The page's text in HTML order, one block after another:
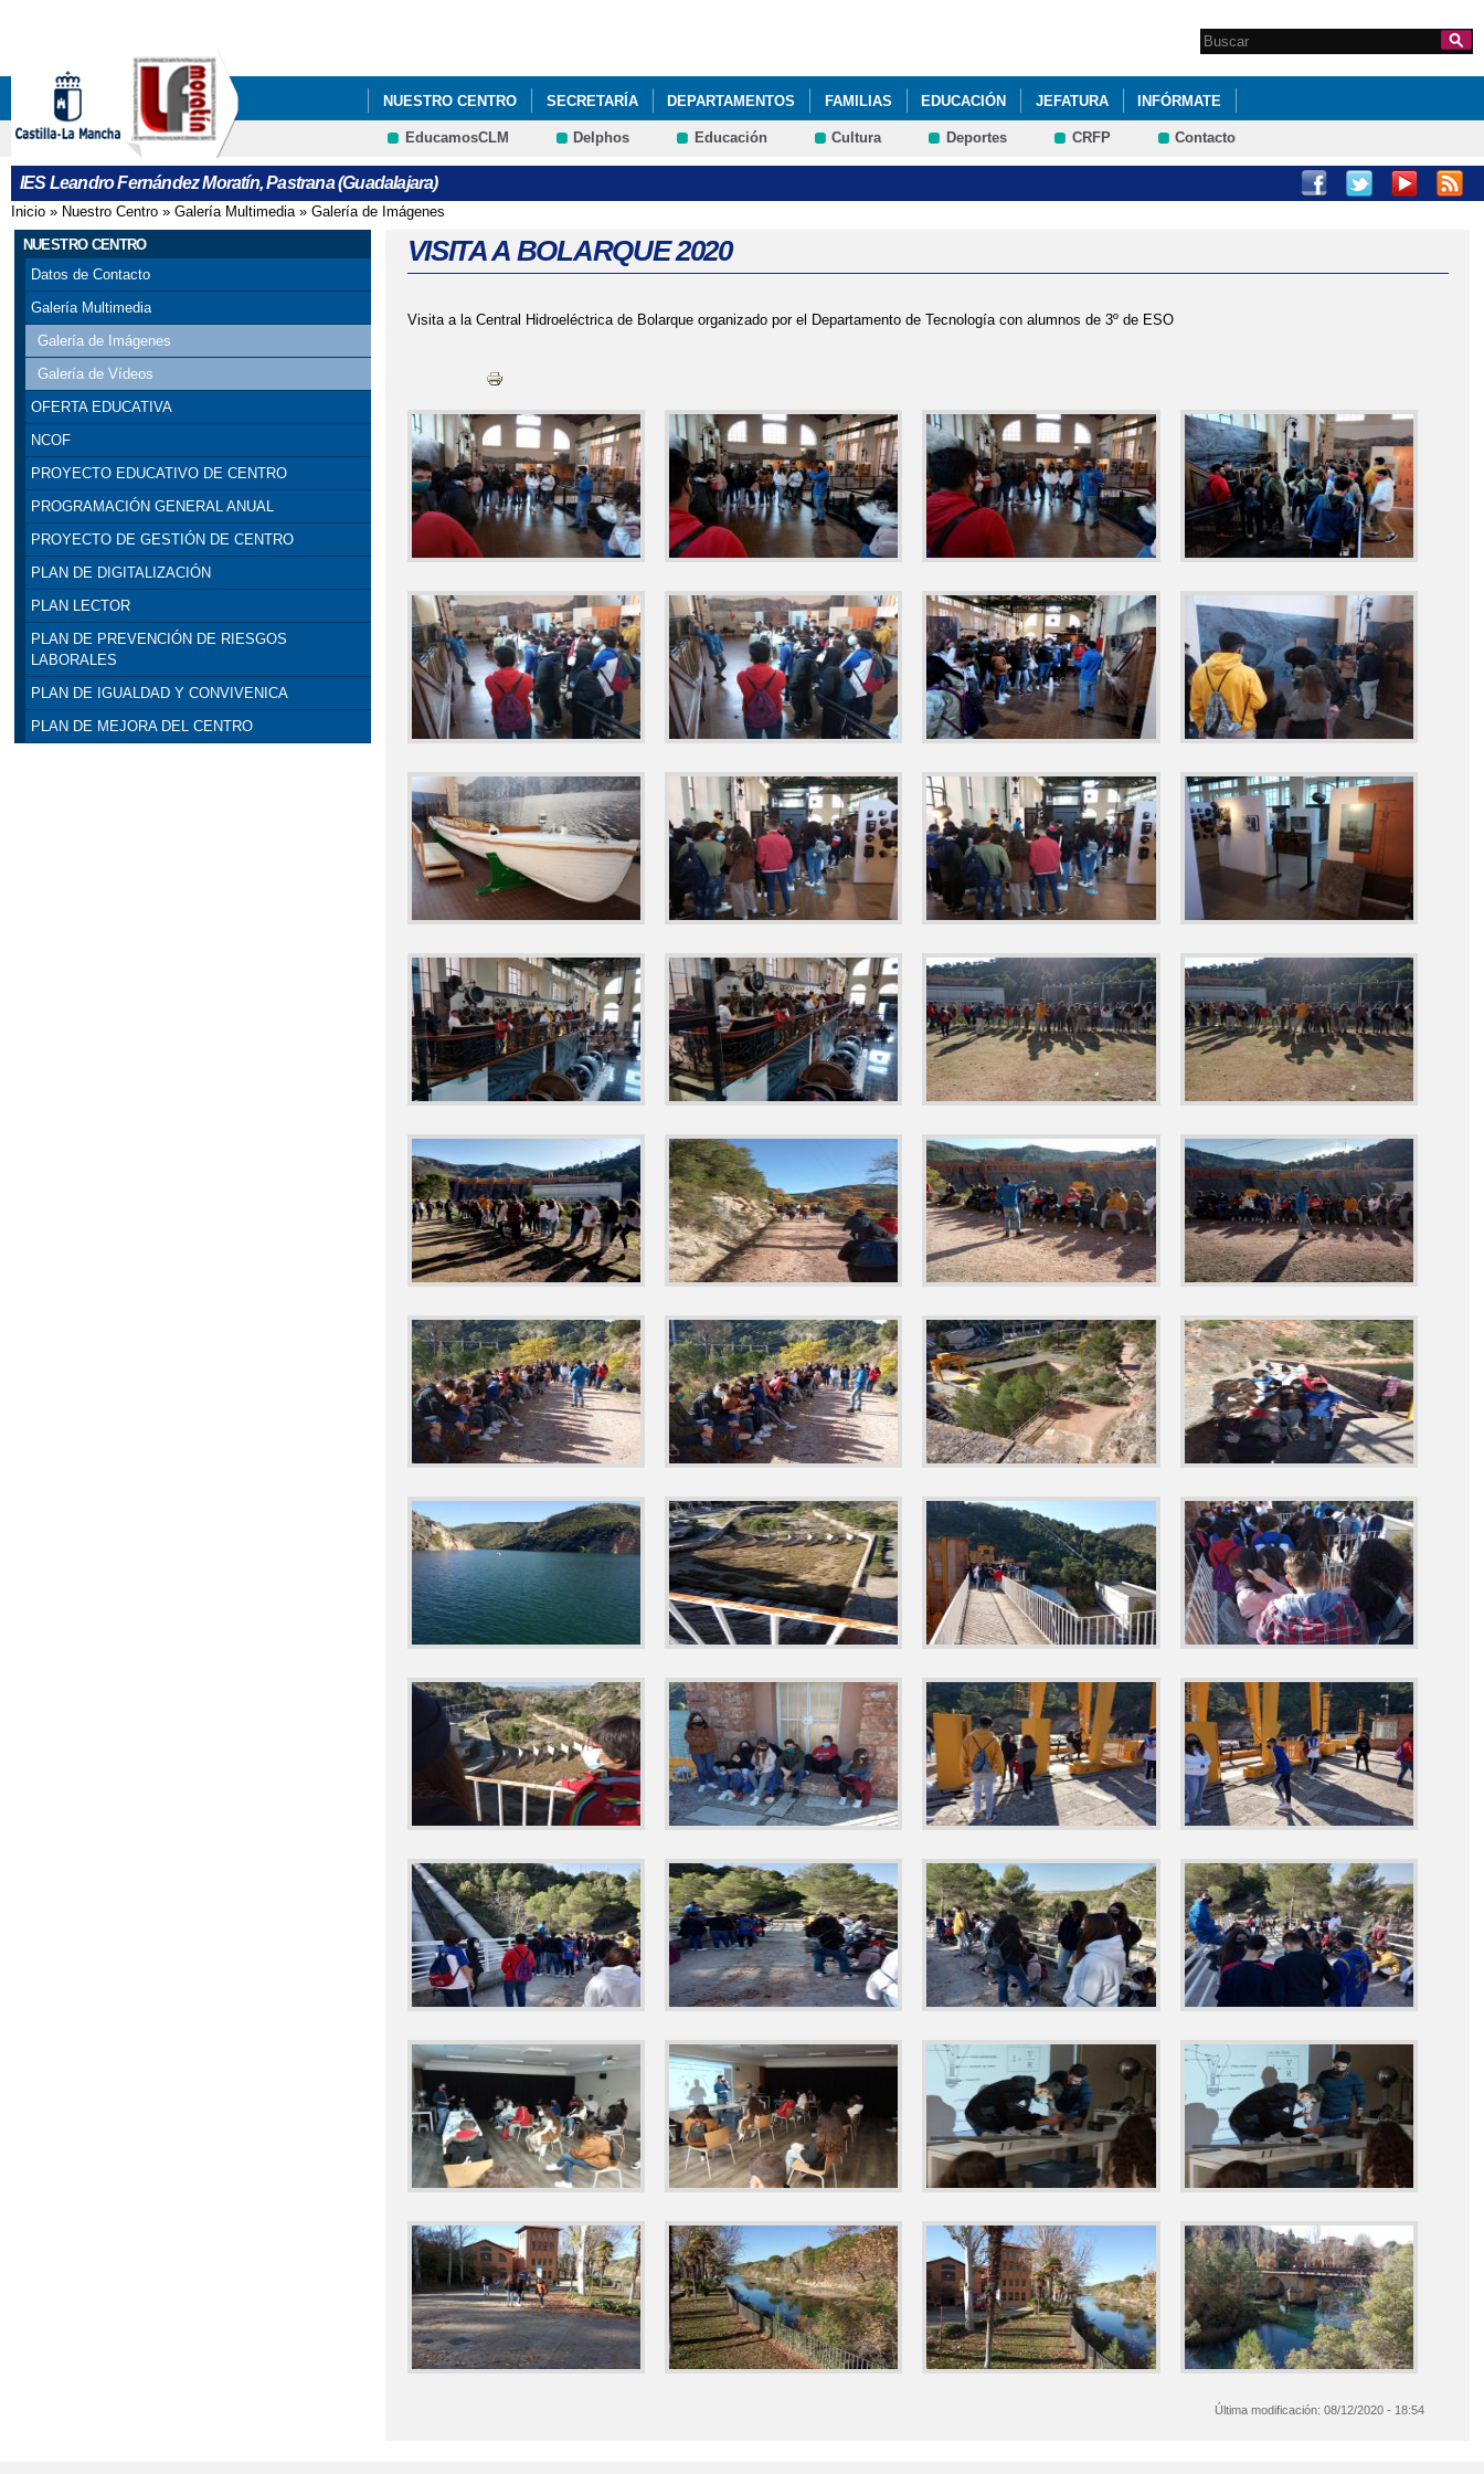
Formulario de
búsqueda
Search this site
NUESTRO CENTRO SECRETARÍA DEPARTAMENTOS FAMILIAS EDUCACIÓN JEFATURA INFÓRMATE
EducamosCLM Delphos Educación Cultura Deportes CRFP Contacto
IES Leandro Fernández Moratín, Pastrana (Guadalajara)
Se encuentra usted aquí
Inicio » Nuestro Centro » Galería Multimedia» Galería de Imágenes
NUESTRO CENTRO
Datos de Contacto
Galería Multimedia
Galería de Imágenes
Galería de Vídeos
OFERTA EDUCATIVA
NCOF
PROYECTO EDUCATIVO DE CENTRO
PROGRAMACIÓN GENERAL ANUAL
PROYECTO DE GESTIÓN DE CENTRO
PLAN DE DIGITALIZACIÓN
PLAN LECTOR
PLAN DE PREVENCIÓN DE RIESGOS
LABORALES
PLAN DE IGUALDAD Y CONVIVENICA
PLAN DE MEJORA DEL CENTRO
VISITA A BOLARQUE 2020
Visita a la Central Hidroeléctrica de Bolarque organizado por el Departamento de Tecnología con alumnos de 3º de ESO
Última modificación:08/12/2020 - 18:54